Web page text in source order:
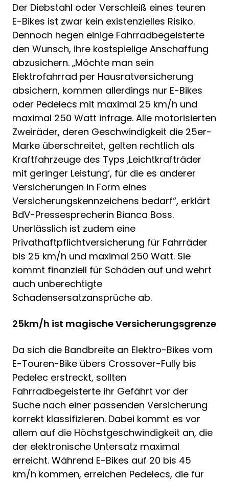
Der Diebstahl oder Verschleiß eines teuren
E-Bikes ist zwar kein existenzielles Risiko.
Dennoch hegen einige Fahrradbegeisterte
den Wunsch, ihre kostspielige Anschaffung
abzusichern. „Möchte man sein
Elektrofahrrad per Hausratversicherung
absichern, kommen allerdings nur E-Bikes
oder Pedelecs mit maximal 25 km/h und
maximal 250 Watt infrage. Alle motorisierten
Zweiräder, deren Geschwindigkeit die 25er-
Marke überschreitet, gelten rechtlich als
Kraftfahrzeuge des Typs ‚Leichtkrafträder
mit geringer Leistung‘, für die es anderer
Versicherungen in Form eines
Versicherungskennzeichens bedarf“, erklärt
BdV-Pressesprecherin Bianca Boss.
Unerlässlich ist zudem eine
Privathaftpflichtversicherung für Fahrräder
bis 25 km/h und maximal 250 Watt. Sie
kommt finanziell für Schäden auf und wehrt
auch unberechtigte
Schadensersatzansprüche ab.
25km/h ist magische Versicherungsgrenze
Da sich die Bandbreite an Elektro-Bikes vom
E-Touren-Bike übers Crossover-Fully bis
Pedelec erstreckt, sollten
Fahrradbegeisterte ihr Gefährt vor der
Suche nach einer passenden Versicherung
korrekt klassifizieren. Dabei kommt es vor
allem auf die Höchstgeschwindigkeit an, die
der elektronische Untersatz maximal
erreicht. Während E-Bikes auf 20 bis 45
km/h kommen, erreichen Pedelecs, die für